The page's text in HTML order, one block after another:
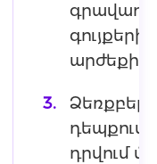
գույքերի
արժեքի
դեպքում
դրվում